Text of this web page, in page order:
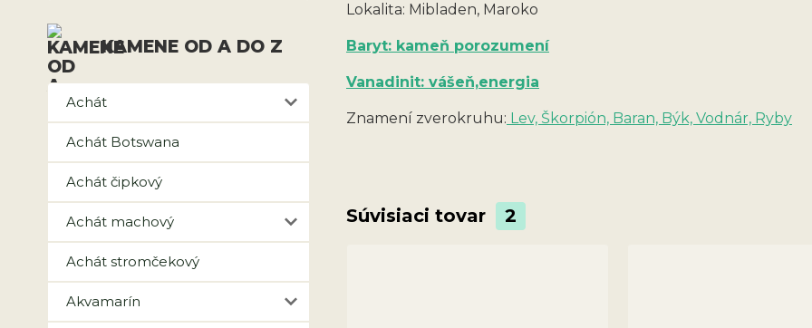
KAMENE OD A DO Z
Achát
Achát Botswana
Achát čipkový
Achát machový
Achát stromčekový
Akvamarín
Lokalita: Mibladen, Maroko
Baryt: kameň porozumení
Vanadinit: vášeň,energia
Znamení zverokruhu: Lev, Škorpión, Baran, Býk, Vodnár, Ryby
Súvisiaci tovar 2